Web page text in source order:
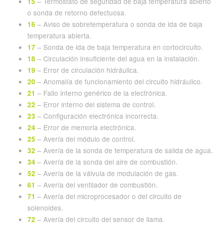
o sonda de retorno defectuosa.
16 – Aviso de sobretemperatura o sonda de ida de baja
temperatura abierta.
17 – Sonda de ida de baja temperatura en cortocircuito.
18 – Circulación insuficiente del agua en la instalación.
19 – Error de circulación hidráulica.
20 – Anomalía de funcionamiento del circuito hidráulico.
21 – Fallo interno genérico de la electrónica.
22 – Error interno del sistema de control.
23 – Configuración electrónica incorrecta.
24 – Error de memoria electrónica.
25 – Avería del módulo de control.
32 – Avería de la sonda de temperatura de salida de agua.
34 – Avería de la sonda del aire de combustión.
52 – Avería de la válvula de modulación de gas.
61 – Avería del ventilador de combustión.
71 – Avería del microprocesador o del circuito de
solenoides.
72 – Avería del circuito del sensor de llama.